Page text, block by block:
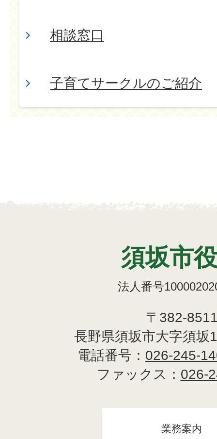
相談窓口
子育てサークルのご紹介
須坂市
法人番号
〒382-
長野県須坂市大字須坂
電話番号： 026-245-
ファックス： 026-
業務案内